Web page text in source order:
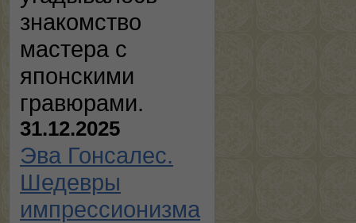
знакомство
мастера с
японскими
гравюрами.
31.12.2025
Эва Гонсалес.
Шедевры
импрессионизма